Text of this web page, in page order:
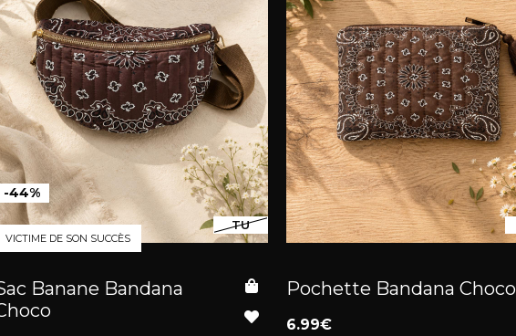
VICTIME DE SON SUCCÈS
TU
-44%
Banane Bandana
Pochette Bandana Choco
6.99€